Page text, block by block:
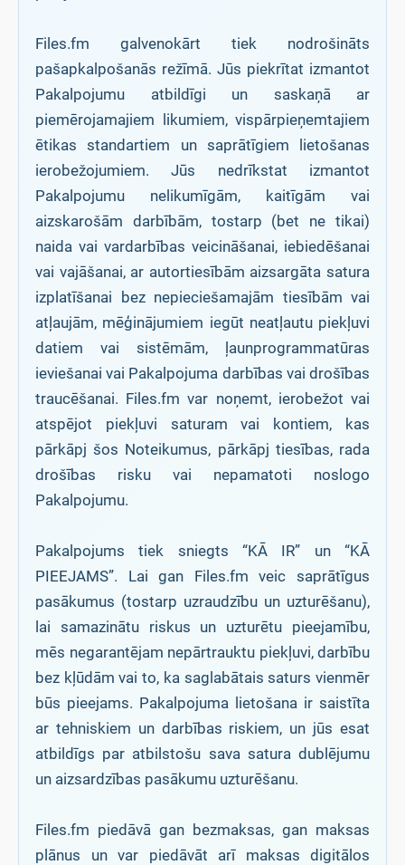
Files.fm galvenokārt tiek nodrošināts
pašapkalpošanās režīmā. Jūs piekrītat izmantot
Pakalpojumu atbildīgi un saskaņā ar
piemērojamajiem likumiem, vispārpieņemtajiem
ētikas standartiem un saprātīgiem lietošanas
ierobežojumiem. Jūs nedrīkstat izmantot
Pakalpojumu nelikumīgām, kaitīgām vai
aizskarošām darbībām, tostarp (bet ne tikai)
naida vai vardarbības veicināšanai, iebiedēšanai
vai vajāšanai, ar autortiesībām aizsargāta satura
izplatīšanai bez nepieciešamajām tiesībām vai
atļaujām, mēģinājumiem iegūt neatļautu piekļuvi
datiem vai sistēmām, ļaunprogrammatūras
ieviešanai vai Pakalpojuma darbības vai drošības
traucēšanai. Files.fm var noņemt, ierobežot vai
atspējot piekļuvi saturam vai kontiem, kas
pārkāpj šos Noteikumus, pārkāpj tiesības, rada
drošības risku vai nepamatoti noslogo
Pakalpojumu.
Pakalpojums tiek sniegts “KĀ IR” un “KĀ
PIEEJAMS”. Lai gan Files.fm veic saprātīgus
pasākumus (tostarp uzraudzību un uzturēšanu),
lai samazinātu riskus un uzturētu pieejamību,
mēs negarantējam nepārtrauktu piekļuvi, darbību
bez kļūdām vai to, ka saglabātais saturs vienmēr
būs pieejams. Pakalpojuma lietošana ir saistīta
ar tehniskiem un darbības riskiem, un jūs esat
atbildīgs par atbilstošu sava satura dublējumu
un aizsardzības pasākumu uzturēšanu.
Files.fm piedāvā gan bezmaksas, gan maksas
plānus un var piedāvāt arī maksas digitālos